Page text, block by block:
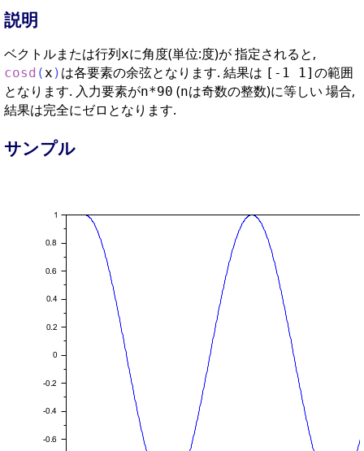
説明
ベクトルまたは行列xに角度(単位:度)が 指定されると,
cosd (x ) は各要素の余弦となります. 結果は [-1 1] の範囲
となります. 入力要素がn*90 (nは奇数の整数)に等しい 場合,
結果は完全にゼロとなります.
サンプル